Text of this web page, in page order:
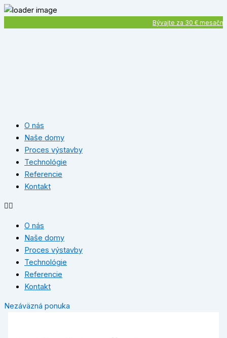
Bývajte za 30 €
Preskočiť
na
obsah
O nás
Naše domy
Proces výstavby
Technológie
Referencie
Kontakt
O nás
Naše domy
Proces výstavby
Technológie
Referencie
Kontakt
Nezáväzná ponuka